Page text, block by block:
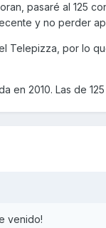
pasaré al 125
y no perder
Telepizza, por lo
en 2010. Las de
venido!